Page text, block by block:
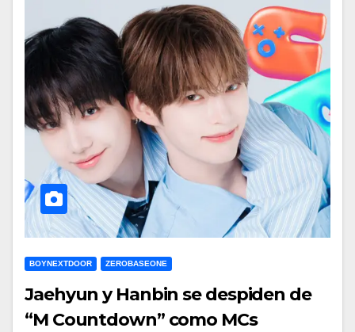
BOYNEXTDOOR ZEROBASEONE
Jaehyun y Hanbin se despiden de
“M Countdown” como MCs